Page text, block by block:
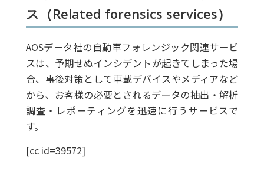
ス（Related forensics services）
AOSデータ社の自動車フォレンジック関連サービ
スは、予期せぬインシデントが起きてしまった場
合、事後対策として車載デバイスやメディアなど
から、お客様の必要とされるデータの抽出・解析
調査・レポーティングを迅速に行うサービスで
す。
[cc id=39572]